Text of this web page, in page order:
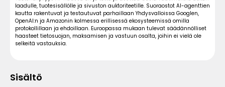
laadulle, tuotesisällölle ja sivuston auktoriteetille. Suoraostot AI-agenttien
kautta rakentuvat ja testautuvat parhaillaan Yhdysvalloissa Googlen,
OpenAI:n ja Amazonin kolmessa erillisessä ekosysteemissä omilla
protokollillaan ja ehdoillaan. Euroopassa mukaan tulevat säädännölliset
haasteet tietosuojan, maksamisen ja vastuun osalta, joihin ei vielä ole
selkeitä vastauksia.
Sisältö